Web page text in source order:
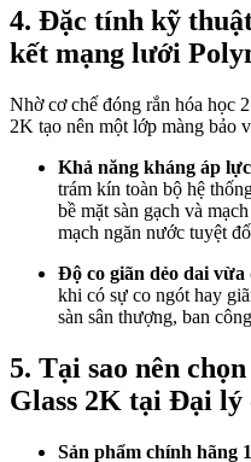
4. Đặc tính kỹ
kết mạng lưới
Nhờ cơ chế đóng rắn hóa học
2K tạo nên một lớp màng bảo
Khả năng kháng áp
trám kín toàn bộ hệ
bề mặt sàn gạch và
mạch ngăn nước tuyệt
Độ co giãn dẻo dai vừa
khi có sự co ngót hay
sàn sân thượng, ban
5. Tại sao nên
Glass 2K tại Đại lý
Sản phẩm chính hãng